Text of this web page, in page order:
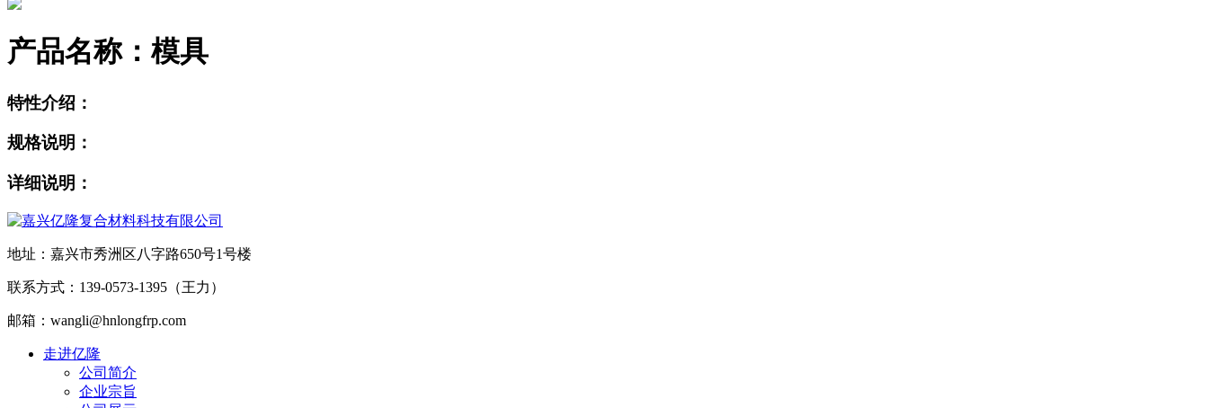
产品名称： 模具
特性介绍：
规格说明：
详细说明：
地址：嘉兴市秀洲区八字路650号1号楼
联系方式：139-0573-1395（王力）
邮箱：wangli@hnlongfrp.com
走进亿隆
公司简介
企业宗旨